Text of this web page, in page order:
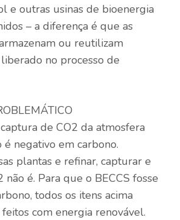
e outras usinas de bioenergia
– a diferença é que as
ou reutilizam
no processo de
de CO2 da atmosfera
é negativo em carbono.
plantas e refinar, capturar e
não é. Para que o BECCS fosse
todos os itens acima
com energia renovável.